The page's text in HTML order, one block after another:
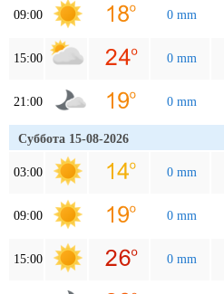
09:00 0 mm
15:00 0 mm
21:00 0 mm
Суббота 15-08-2026
03:00 0 mm
09:00 0 mm
15:00 0 mm